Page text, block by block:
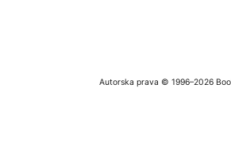
Autorska prava © 1996–2026